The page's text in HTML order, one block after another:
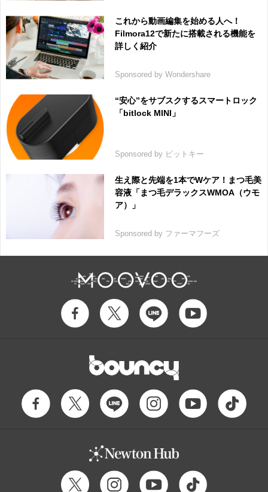
これから動画編集を始める人へ！
Filmora12で新たに搭載される機能を
詳しく紹介
Sponsored by Wondershare
“安心”をサブスクするスマートロック
「bitlock MINI」
Sponsored by ビットキー
生え際と先端を1本でWケア！まつ毛美
容液「まつ毛デラックスWMOA（ウモ
ア）」
Sponsored by ファーマフーズ